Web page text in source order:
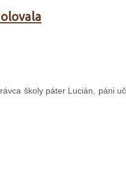
školy páter Lucián, páni